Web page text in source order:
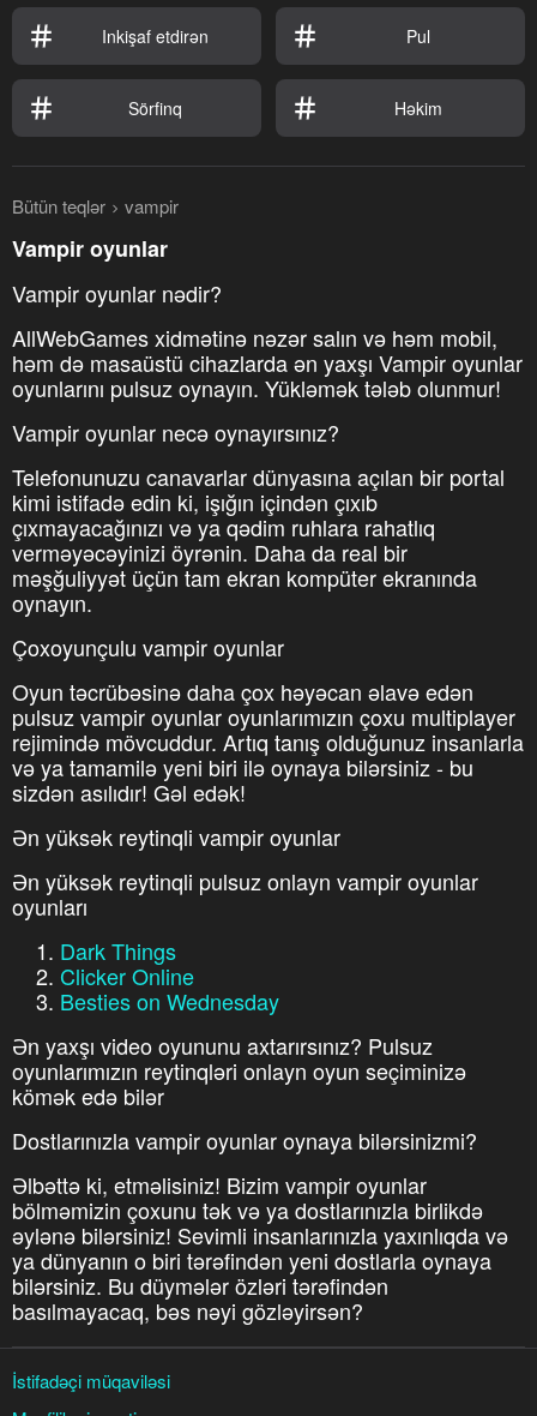
Inkişaf etdirən Pul
Sörfinq Həkim
Bütün teqlər vampir
Vampir oyunlar
Vampir oyunlar nədir?
AllWebGames xidmətinə nəzər salın və həm mobil,
həm də masaüstü cihazlarda ən yaxşı Vampir oyunlar
oyunlarını pulsuz oynayın. Yükləmək tələb olunmur!
Vampir oyunlar necə oynayırsınız?
Telefonunuzu canavarlar dünyasına açılan bir portal
kimi istifadə edin ki, işığın içindən çıxıb
çıxmayacağınızı və ya qədim ruhlara rahatlıq
verməyəcəyinizi öyrənin. Daha da real bir
məşğuliyyət üçün tam ekran kompüter ekranında
oynayın.
Çoxoyunçulu vampir oyunlar
Oyun təcrübəsinə daha çox həyəcan əlavə edən
pulsuz vampir oyunlar oyunlarımızın çoxu multiplayer
rejimində mövcuddur. Artıq tanış olduğunuz insanlarla
və ya tamamilə yeni biri ilə oynaya bilərsiniz - bu
sizdən asılıdır! Gəl edək!
Ən yüksək reytinqli vampir oyunlar
Ən yüksək reytinqli pulsuz onlayn vampir oyunlar
oyunları
Dark Things
Clicker Online
Besties on Wednesday
Ən yaxşı video oyununu axtarırsınız? Pulsuz
oyunlarımızın reytinqləri onlayn oyun seçiminizə
kömək edə bilər
Dostlarınızla vampir oyunlar oynaya bilərsinizmi?
Əlbəttə ki, etməlisiniz! Bizim vampir oyunlar
bölməmizin çoxunu tək və ya dostlarınızla birlikdə
əylənə bilərsiniz! Sevimli insanlarınızla yaxınlıqda və
ya dünyanın o biri tərəfindən yeni dostlarla oynaya
bilərsiniz. Bu düymələr özləri tərəfindən
basılmayacaq, bəs nəyi gözləyirsən?
İstifadəçi müqaviləsi